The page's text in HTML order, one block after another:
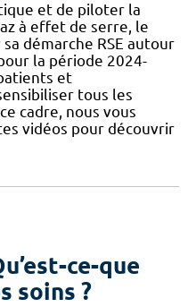
et de piloter la
à effet de serre, le
démarche RSE autour
la période 2024-
et
tous les
cadre, nous vous
vidéos pour découvrir
ce-que
soins ?